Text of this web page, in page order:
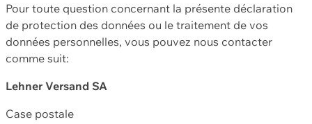
Pour toute question concernant la présente déclaration
de protection des données ou le traitement de vos
données personnelles, vous pouvez nous contacter
comme suit:
Lehner Versand SA
Case postale